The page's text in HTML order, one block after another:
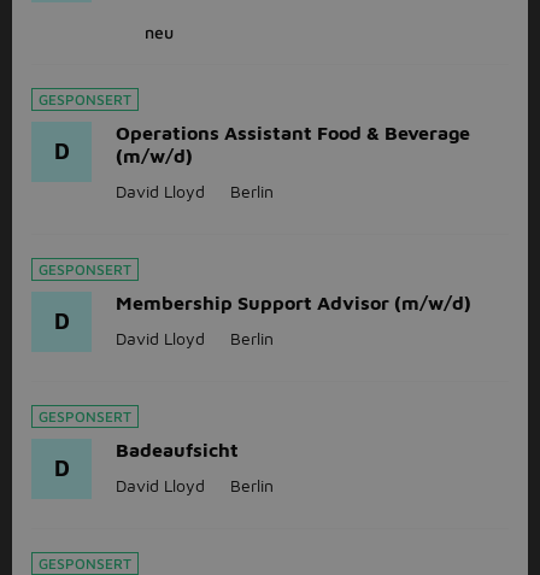
neu
GESPONSERT
D
Operations Assistant Food & Beverage
(m/w/d)
David Lloyd Berlin
GESPONSERT
D
Membership Support Advisor (m/w/d)
David Lloyd Berlin
GESPONSERT
D
Badeaufsicht
David Lloyd Berlin
GESPONSERT